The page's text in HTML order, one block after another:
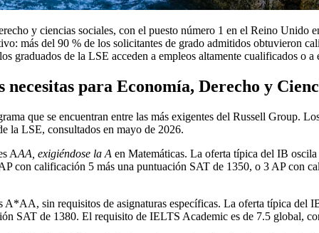
y ciencias sociales, con el puesto número 1 en el Reino Unido
más del 90 % de los solicitantes de grado admitidos obtuvieron
graduados de la LSE acceden a empleos altamente cualificados o
necesitas para Economía, Derecho y
que se encuentran entre las más exigentes del Russell Group.
la LSE, consultados en mayo de 2026.
AAA, exigiéndose la A en Matemáticas. La oferta típica del IB
con calificación 5 más una puntuación SAT de 1350, o 3 AP con
sin requisitos de asignaturas específicas. La oferta típica del
SAT de 1380. El requisito de IELTS Academic es de 7.5 global,